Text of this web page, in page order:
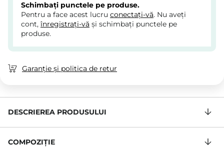
Schimbați punctele pe produse.
Pentru a face acest lucru conectați-vă. Nu aveți
cont, înregistrați-vă și schimbați punctele pe
produse.
Garanție și politica de retur
DESCRIEREA PRODUSULUI
COMPOZIŢIE